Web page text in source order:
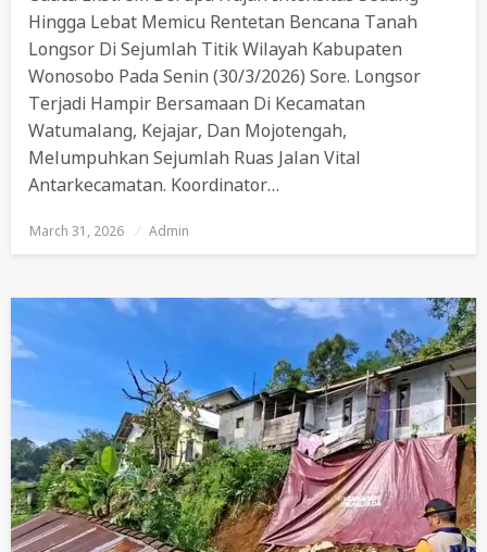
Hingga Lebat Memicu Rentetan Bencana Tanah
Longsor Di Sejumlah Titik Wilayah Kabupaten
Wonosobo Pada Senin (30/3/2026) Sore. Longsor
Terjadi Hampir Bersamaan Di Kecamatan
Watumalang, Kejajar, Dan Mojotengah,
Melumpuhkan Sejumlah Ruas Jalan Vital
Antarkecamatan. Koordinator…
Posted
March 31, 2026 Admin